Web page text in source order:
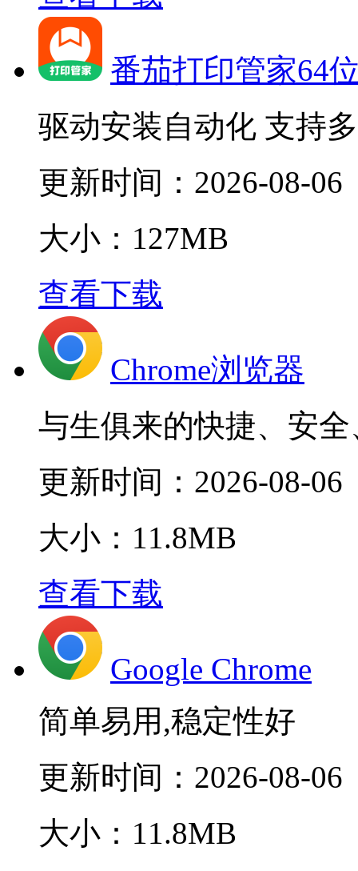
番茄打印管家64
驱动安装自动化 支持
更新时间： 2026-08-06
大小：127MB
查看下载
Chrome浏览器
与生俱来的快捷、安
更新时间： 2026-08-06
大小：11.8MB
查看下载
Google Chrome
简单易用,稳定性好
更新时间： 2026-08-06
大小：11.8MB